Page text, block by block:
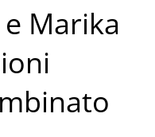
Marika